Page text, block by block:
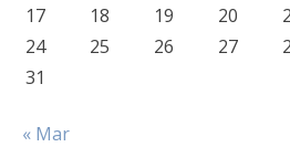
17
18 19 20
24
25 26 27
31
« Mar